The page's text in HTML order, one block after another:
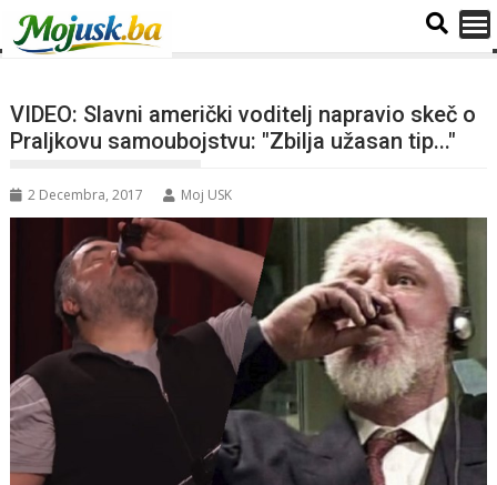
VIDEO: Slavni američki voditelj napravio skeč o
Praljkovu samoubojstvu: "Zbilja užasan tip..."
2 Decembra, 2017 Moj USK